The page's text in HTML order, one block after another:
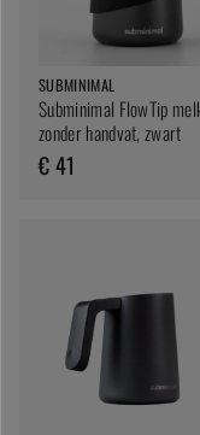
SUBMINIMAL
Subminimal FlowTip
zonder handvat, zwart
€ 41